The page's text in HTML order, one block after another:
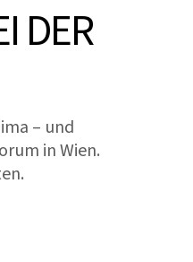
DER
– und
in Wien.